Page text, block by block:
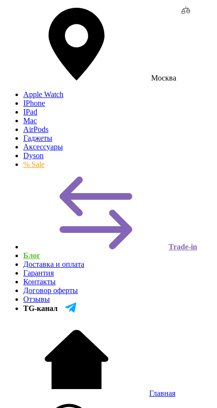
Москва
Apple Watch
IPhone
IPad
Mac
AirPods
Гаджеты
Аксессуары
Dyson
% Sale
Trade-in
Блог
Доставка и оплата
Гарантия
Контакты
Договор оферты
Отзывы
TG-канал
Главная